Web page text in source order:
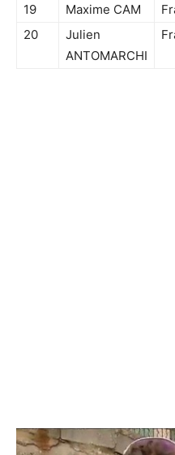
19 Maxime CAM
20
Julien
ANTOMARCHI